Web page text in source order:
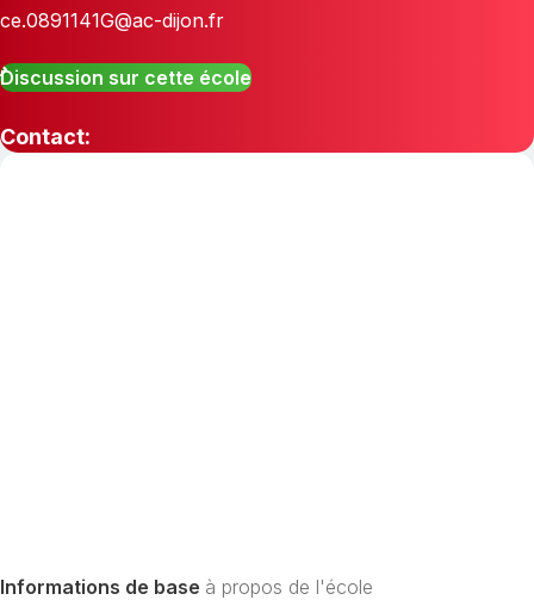
ce.0891141G@ac-dijon.fr
Discussion sur cette école
Contact:
Informations de base à propos de l'école